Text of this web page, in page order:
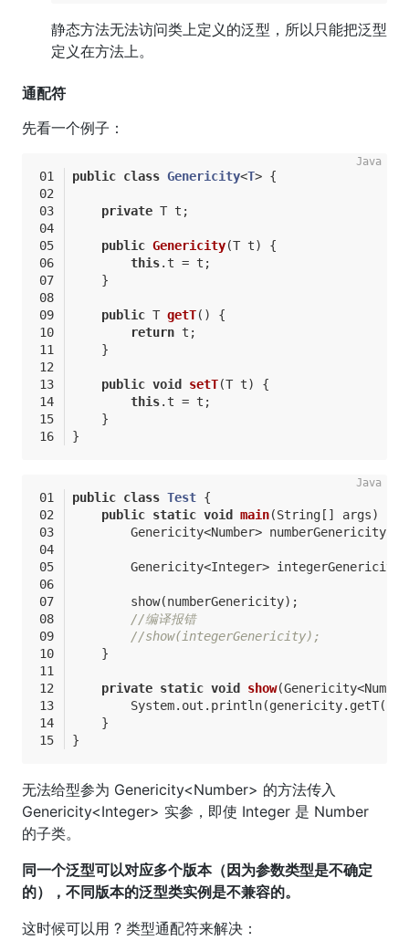
静态方法无法访问类上定义的泛型，所以只能把泛型
定义在方法上。
通配符
先看一个例子：
public class Genericity<T> {
private T t;
public Genericity(T t)
{
this.t = t;
    }
public T getT()
{
return t;
    }
public void setT(T t)
{
this.t = t;
    }
}
public class Test {
public static void main(String[] args)
        Genericity<Number> numberGenericity =
Genericity<Integer>
        show(numberGenericity);
//编译报错
//show(integerGenericity);
    }
private static void show
        System.out.println(genericity.getT());
    }
}
无法给型参为 Genericity<Number> 的方法传入
Genericity<Integer> 实参，即使 Integer 是 Number
的子类。
同一个泛型可以对应多个版本（因为参数类型是不确定
的），不同版本的泛型类实例是不兼容的。
这时候可以用 ? 类型通配符来解决：